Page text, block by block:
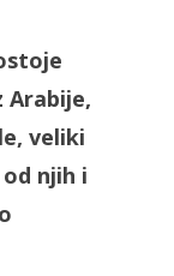
Arabije,
veliki
njih i